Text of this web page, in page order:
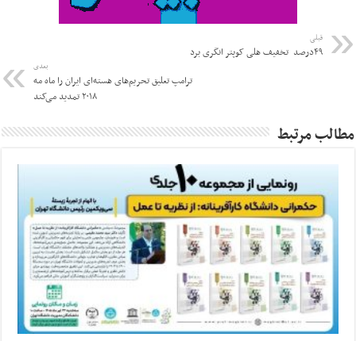
قبلی
۴۹درصد ‌ تخفیف هلی کوپتر انگری برد
بعدی
ترامپ تعلیق تحریم‌های هسته‌ای ایران را ماه مه
۲۰۱۸ تمدید می‌کند
مطالب مرتبط